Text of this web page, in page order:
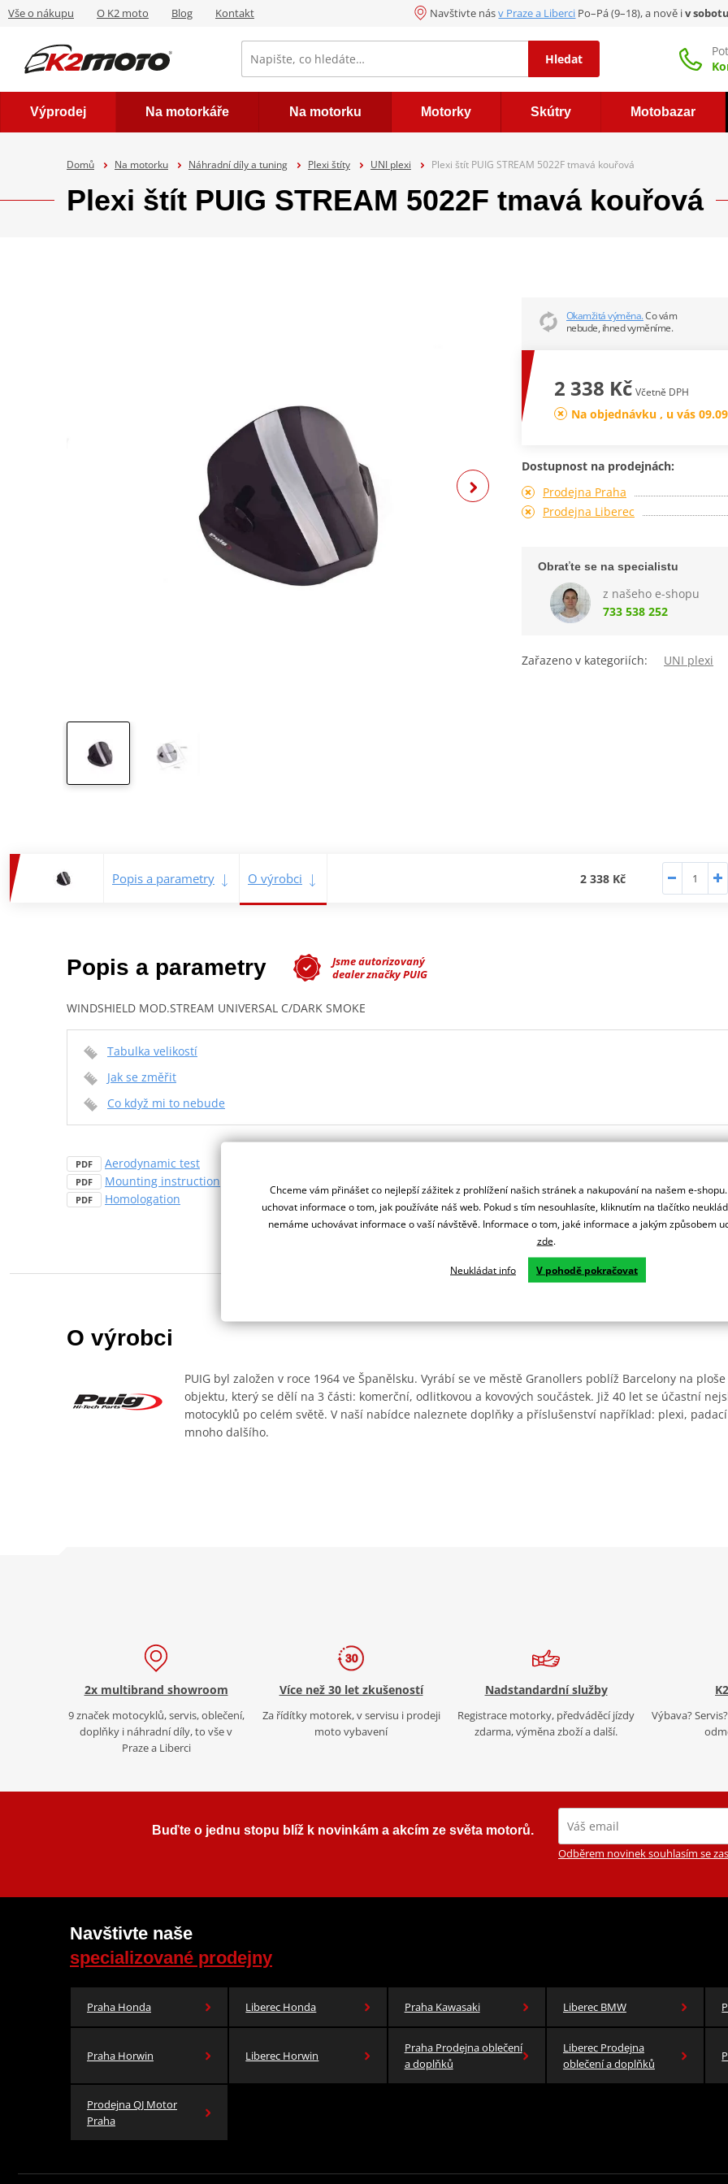
Vše o nákupu O K2 moto Blog Kontakt Navštivte násv Praze a Liberci Po–Pá (9–18), a nově iv sobotu
Hledat
Výprodej Na motorkáře Na motorku Motorky Skútry Motobazar
Domů Na motorku Náhradní díly a tuning Plexi štíty UNI plexi Plexi štít PUIG STREAM 5022F tmavá kouřová
Plexi štít PUIG STREAM 5022F tmavá kouřová
Okamžitá výměna.Co vám
nebude, ihned vyměníme.
2 338 Kč Včetně DPH
Na objednávku , u vás
Dostupnost na prodejnách:
Prodejna Praha
Prodejna Liberec
Obraťte se na specialistu
z našeho e-shopu
733 538 252
Zařazeno v kategoriích: UNI plexi
Popis a parametry O výrobci 2 338 Kč
Popis a parametry
Jsme autorizovaný
dealer značky PUIG
WINDSHIELD MOD.STREAM UNIVERSAL C/DARK SMOKE
Tabulka velikostí
Jak se změřit
Co když mi to nebude
PDF Aerodynamic test
PDF Mounting instruction
PDF Homologation
O výrobci
PUIG byl založen v roce 1964 ve Španělsku. Vyrábí se ve městě Granollers poblíž Barcelony na ploše
objektu, který se dělí na 3 části: komerční, odlitkovou a kovových součástek. Již 40 let se účastní
motocyklů po celém světě. V naší nabídce naleznete doplňky a příslušenství například: plexi,
mnoho dalšího.
2x multibrand showroom
9 značek motocyklů, servis, oblečení,
doplňky i náhradní díly, to vše v
Praze a Liberci
Více než 30 let zkušeností
Za řídítky motorek, v servisu i prodeji
moto vybavení
Nadstandardní služby
Registrace motorky, předváděcí jízdy
zdarma, výměna zboží a další.
Výbava?
Buďte o jednu stopu blíž k novinkám a akcím ze světa motorů.
Odběrem novinek souhlasím se
Navštivte naše
specializované prodejny
Praha Honda Liberec Honda Praha Kawasaki Liberec BMW
Praha Horwin Liberec Horwin
Praha Prodejna oblečení
a doplňků
Liberec Prodejna
oblečení a doplňků
Prodejna QJ Motor
Praha
Chceme vám přinášet co nejlepší zážitek z prohlížení našich stránek a nakupování na našem e-
uchovat informace o tom, jak používáte náš web. Pokud s tím nesouhlasíte, kliknutím na tlačítko
nemáme uchovávat informace o vaší návštěvě. Informace o tom, jaké informace a jakým způsobem
zde.
Neukládat info V pohodě pokračovat